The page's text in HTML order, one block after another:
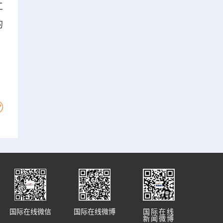
国际在线
新闻微博
国际在线微博
国际在线微信